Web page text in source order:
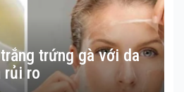
trứng gà với da
rủi ro